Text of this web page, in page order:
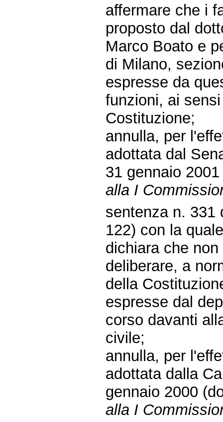
affermare che i
proposto dal
Marco Boato e
di Milano,
espresse da
funzioni, ai
Costituzione;
annulla, per
adottata dal
31 gennaio
alla I
sentenza n. 331
122) con la
dichiara che
deliberare, a
della
espresse dal
corso davanti
civile;
annulla, per
adottata dalla
gennaio 2000
alla I